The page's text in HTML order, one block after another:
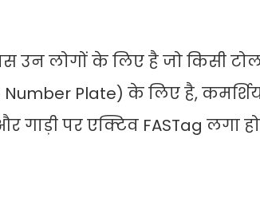
उन लोगों के लिए है जो किसी
Number Plate) के लिए है,
गाड़ी पर एक्टिव FASTag लगा